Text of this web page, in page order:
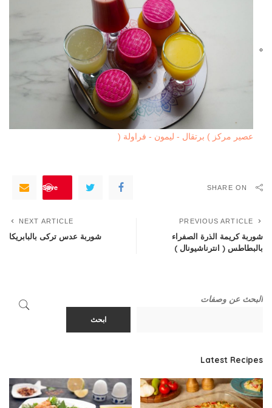
عصير مركز ) برتقال - ليمون - فراولة (
SHARE ON
Save
PREVIOUS ARTICLE
شوربة كريمة الذرة الصفراء
بالبطاطس ( انترناشيونال )
NEXT ARTICLE
شوربة عدس تركى بالبابريكا
البحث عن وصفات
ابحث
Latest Recipes